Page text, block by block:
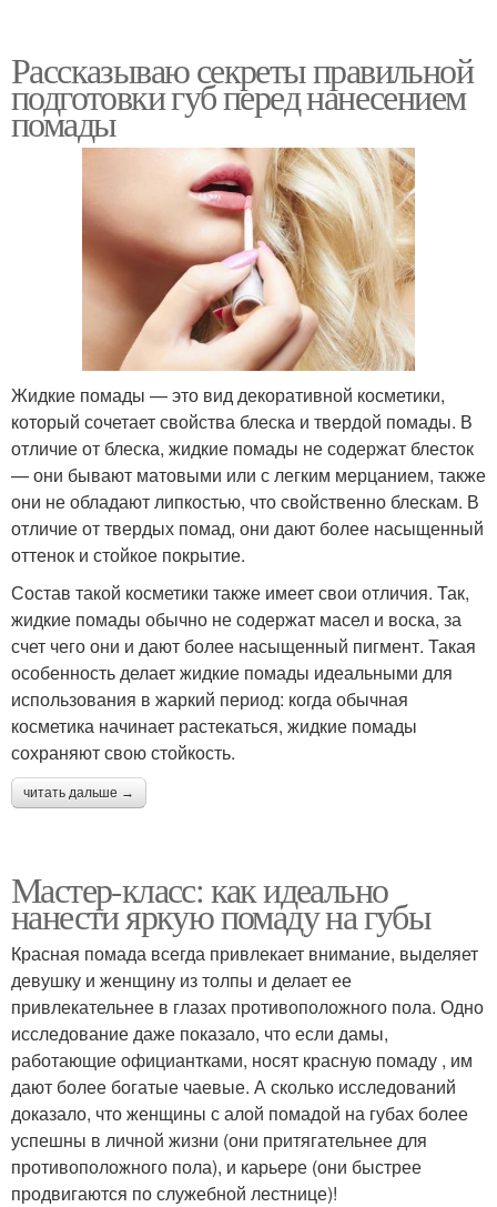
Рассказываю секреты правильной
подготовки губ перед нанесением
помады
Жидкие помады — это вид декоративной косметики,
который сочетает свойства блеска и твердой помады. В
отличие от блеска, жидкие помады не содержат блесток
— они бывают матовыми или с легким мерцанием, также
они не обладают липкостью, что свойственно блескам. В
отличие от твердых помад, они дают более насыщенный
оттенок и стойкое покрытие.
Состав такой косметики также имеет свои отличия. Так,
жидкие помады обычно не содержат масел и воска, за
счет чего они и дают более насыщенный пигмент. Такая
особенность делает жидкие помады идеальными для
использования в жаркий период: когда обычная
косметика начинает растекаться, жидкие помады
сохраняют свою стойкость.
читать дальше →
Мастер-класс: как идеально
нанести яркую помаду на губы
Красная помада всегда привлекает внимание, выделяет
девушку и женщину из толпы и делает ее
привлекательнее в глазах противоположного пола. Одно
исследование даже показало, что если дамы,
работающие официантками, носят красную помаду , им
дают более богатые чаевые. А сколько исследований
доказало, что женщины с алой помадой на губах более
успешны в личной жизни (они притягательнее для
противоположного пола), и карьере (они быстрее
продвигаются по служебной лестнице)!